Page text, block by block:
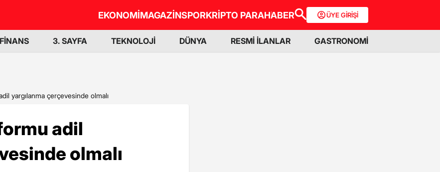
EKONOMİMAGAZİNSPORKRİPTO PARAHABER ÜYE GİRİŞİ
FİNANS 3. SAYFA TEKNOLOJİ DÜNYA RESMİ İLANLAR GASTRONOMİ
yargılanma çerçevesinde olmalı
adil
olmalı